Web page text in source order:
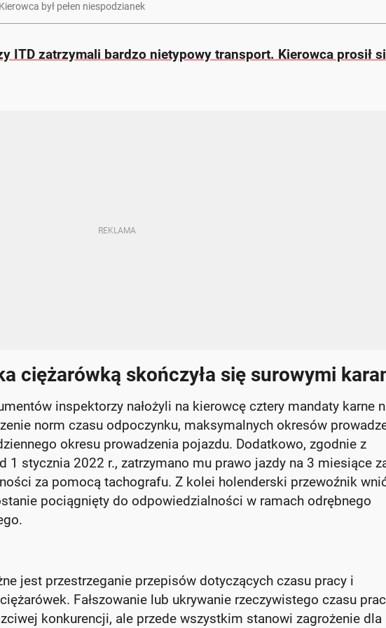
był pełen niespodzianek
ITD zatrzymali bardzo nietypowy transport. Kierowca prosił
ciężarówką skończyła się surowymi
inspektorzy nałożyli na kierowcę cztery mandaty karne
norm czasu odpoczynku, maksymalnych okresów
okresu prowadzenia pojazdu. Dodatkowo, zgodnie z
1 stycznia 2022 r., zatrzymano mu prawo jazdy na 3 miesiące
za pomocą tachografu. Z kolei holenderski przewoźnik
pociągnięty do odpowiedzialności w ramach odrębnego
jest przestrzeganie przepisów dotyczących czasu pracy i
Fałszowanie lub ukrywanie rzeczywistego czasu
konkurencji, ale przede wszystkim stanowi zagrożenie dla